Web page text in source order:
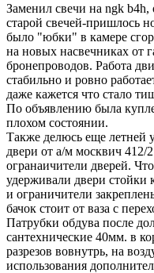
Заменил свечи на ngk
старой свечей-пришлось
было "юбки" в камере
на новых насвечниках от
бронепроводов. Работа
стабильно и ровно
даже кажется что стало
По объявлению была
плохом состоянии.
Также делюсь еще летней
двери от а/м москвич
огранаичители дверей.
удерживали двери стойки
и ограничители
бачок стоит от ваза с
Патрубки обдува после
сантехнические 40мм. в
разрезов вовнутрь, на
использования